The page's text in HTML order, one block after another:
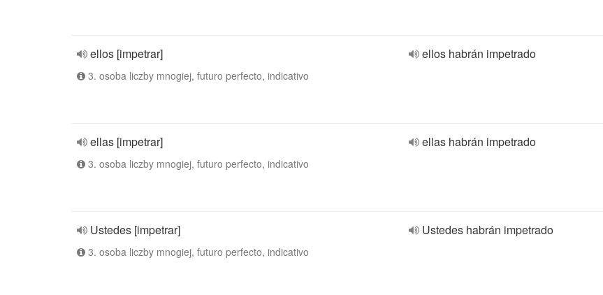
ellos [impetrar]
3. osoba liczby mnogiej, futuro perfecto, indicativo
ellos habrán impetrado
ellas [impetrar]
3. osoba liczby mnogiej, futuro perfecto, indicativo
ellas habrán impetrado
Ustedes [impetrar]
3. osoba liczby mnogiej, futuro perfecto, indicativo
Ustedes habrán impetrado